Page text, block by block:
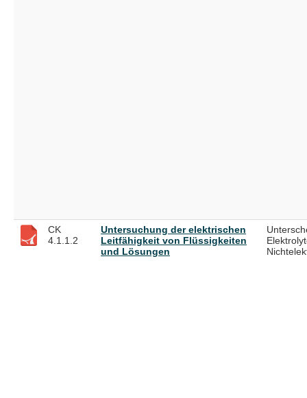
CK
4.1.1.2
Untersuchung der elektrischen
Leitfähigkeit von Flüssigkeiten
und Lösungen